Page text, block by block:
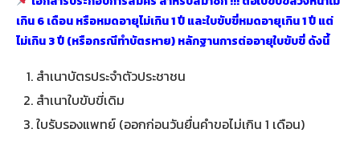
เกิน 6 เดือน หรือหมดอายุไม่เกิน 1 ปี และใบขับขี่หมดอายุเกิน 1 ปี แต่
ไม่เกิน 3 ปี (หรือกรณีทำบัตรหาย) หลักฐานการต่ออายุใบขับขี่ ดังนี้
สำเนาบัตรประจำตัวประชาชน
สำเนาใบขับขี่เดิม
ใบรับรองแพทย์ (ออกก่อนวันยื่นคำขอไม่เกิน 1 เดือน)